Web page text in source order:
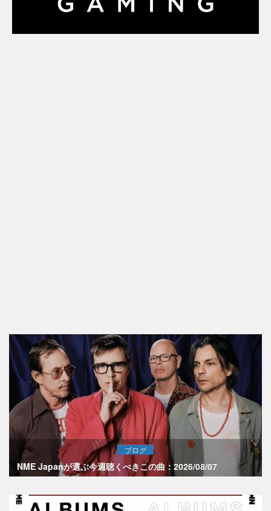
ブログ
NME Japanが選ぶ今週聴くべきこの曲：2026/08/07